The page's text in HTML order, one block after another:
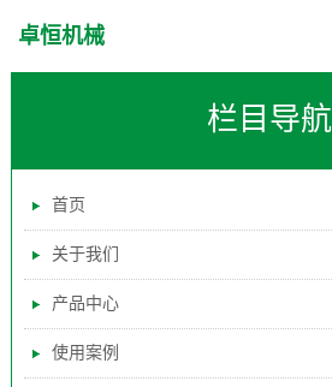
卓恒机械
栏目导航
首页
关于我们
产品中心
使用案例